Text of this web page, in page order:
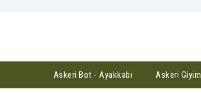
Askeri Bot - Ayakkabı Askeri Giyim